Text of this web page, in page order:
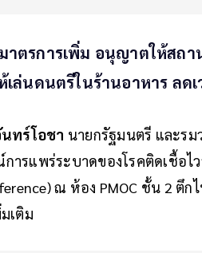
ตรการเพิ่ม อนุญาตให้สถ
เล่นดนตรีในร้านอาหาร ลด
ทร์โอชา นายกรัฐมนตรี และร
ารแพร่ระบาดของโรคติดเชื้อไ
ณ ห้อง PMOC ชั้น 2
เติม